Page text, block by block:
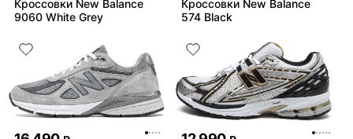
Кроссовки New Balance
9060 White Grey
Кроссовки New Balance
574 Black